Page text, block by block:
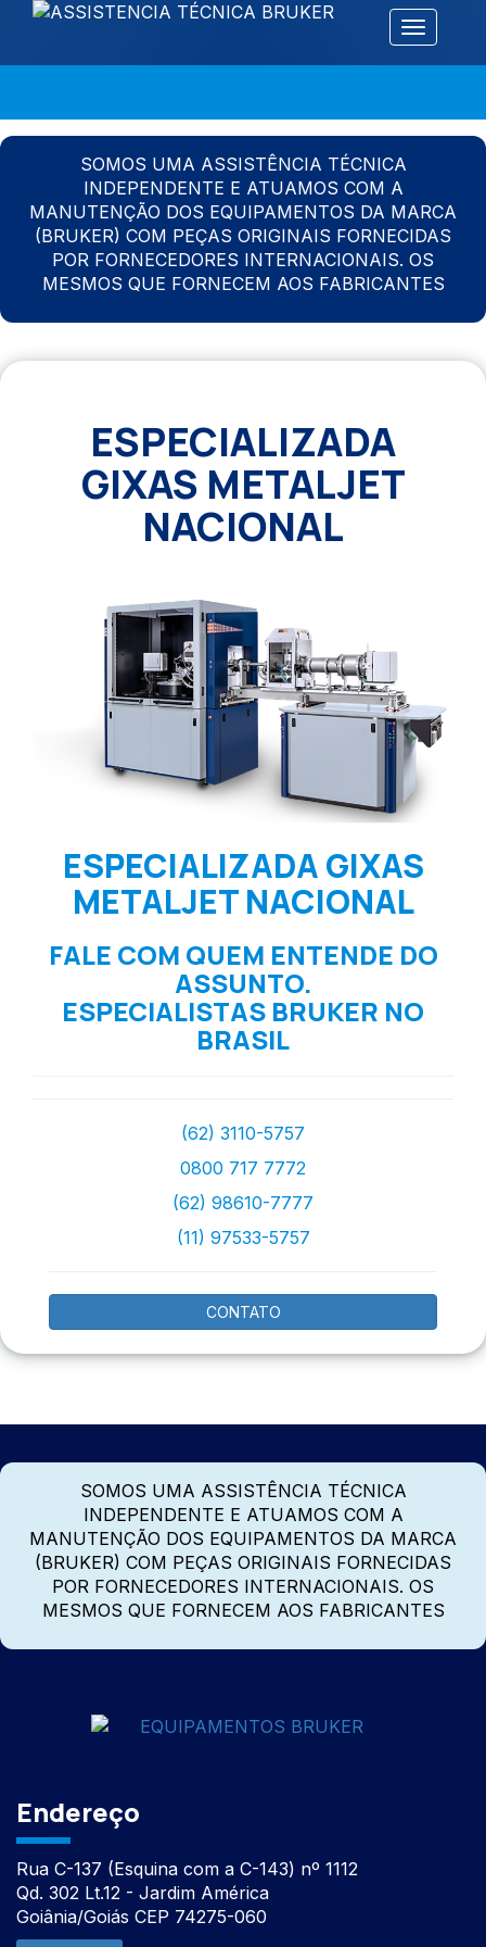
Alternar
SOMOS UMA ASSISTÊNCIA TÉCNICA
INDEPENDENTE E ATUAMOS COM A
MANUTENÇÃO DOS EQUIPAMENTOS DA MARCA
(BRUKER) COM PEÇAS ORIGINAIS FORNECIDAS
POR FORNECEDORES INTERNACIONAIS. OS
MESMOS QUE FORNECEM AOS FABRICANTES
ESPECIALIZADA
GIXAS METALJET
NACIONAL
ESPECIALIZADA GIXAS
METALJET NACIONAL
FALE COM QUEM ENTENDE DO
ASSUNTO.
ESPECIALISTAS BRUKER NO
BRASIL
(62) 3110-5757
0800 717 7772
(62) 98610-7777
(11) 97533-5757
CONTATO
SOMOS UMA ASSISTÊNCIA TÉCNICA
INDEPENDENTE E ATUAMOS COM A
MANUTENÇÃO DOS EQUIPAMENTOS DA MARCA
(BRUKER) COM PEÇAS ORIGINAIS FORNECIDAS
POR FORNECEDORES INTERNACIONAIS. OS
MESMOS QUE FORNECEM AOS FABRICANTES
Endereço
Rua C-137 (Esquina com a C-143) nº 1112
Qd. 302 Lt.12 - Jardim América
Goiânia/Goiás CEP 74275-060